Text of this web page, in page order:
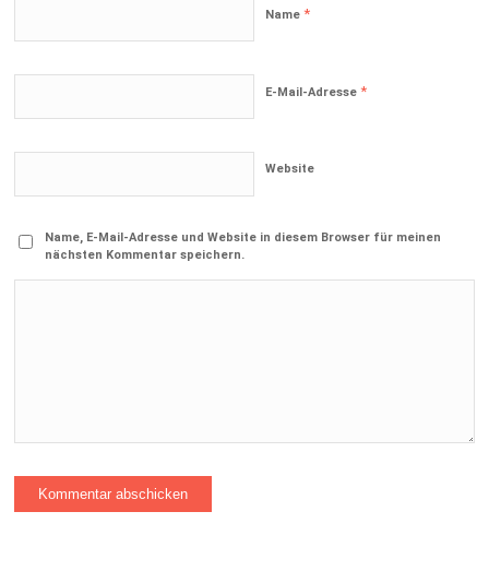
Name*
E-Mail-Adresse*
Website
Name, E-Mail-Adresse und Website in diesem Browser für meinen
nächsten Kommentar speichern.